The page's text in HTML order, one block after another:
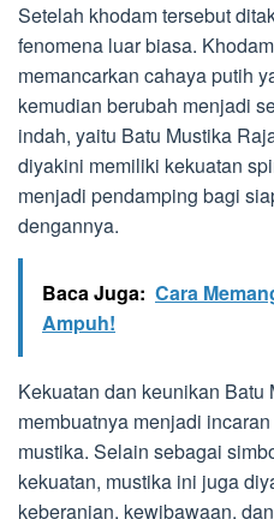
Setelah khodam tersebut
fenomena luar biasa.
memancarkan cahaya putih
kemudian berubah menjadi
indah, yaitu Batu Mustika
diyakini memiliki kekuatan
menjadi pendamping bagi
dengannya.
Baca Juga: Cara
Ampuh!
Kekuatan dan keunikan
membuatnya menjadi
mustika. Selain sebagai
kekuatan, mustika ini juga
keberanian, kewibawaan,